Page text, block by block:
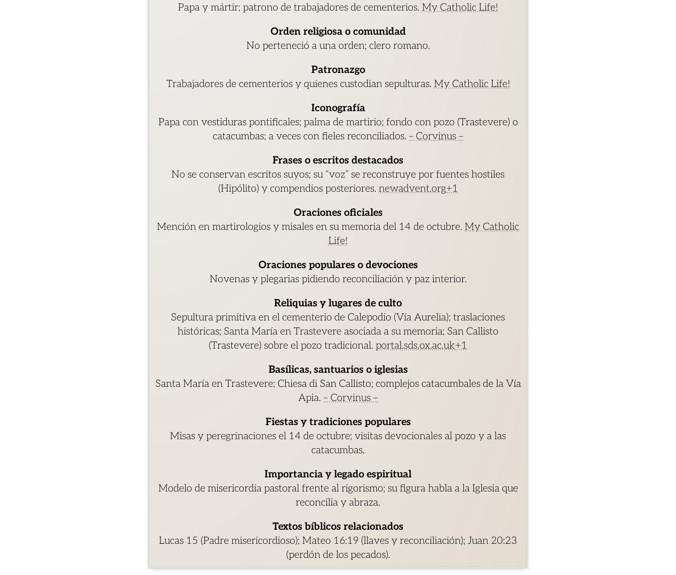
Papa y mártir; patrono de trabajadores de cementerios. My Catholic Life!
Orden religiosa o comunidad
No perteneció a una orden; clero romano.
Patronazgo
Trabajadores de cementerios y quienes custodian sepulturas. My Catholic Life!
Iconografía
Papa con vestiduras pontificales; palma de martirio; fondo con pozo (Trastevere) o
catacumbas; a veces con fieles reconciliados. – Corvinus –
Frases o escritos destacados
No se conservan escritos suyos; su “voz” se reconstruye por fuentes hostiles
(Hipólito) y compendios posteriores. newadvent.org+1
Oraciones oficiales
Mención en martirologios y misales en su memoria del 14 de octubre. My Catholic
Life!
Oraciones populares o devociones
Novenas y plegarias pidiendo reconciliación y paz interior.
Reliquias y lugares de culto
Sepultura primitiva en el cementerio de Calepodio (Vía Aurelia); traslaciones
históricas; Santa María en Trastevere asociada a su memoria; San Callisto
(Trastevere) sobre el pozo tradicional. portal.sds.ox.ac.uk+1
Basílicas, santuarios o iglesias
Santa María en Trastevere; Chiesa di San Callisto; complejos catacumbales de la Vía
Apia. – Corvinus –
Fiestas y tradiciones populares
Misas y peregrinaciones el 14 de octubre; visitas devocionales al pozo y a las
catacumbas.
Importancia y legado espiritual
Modelo de misericordia pastoral frente al rigorismo; su figura habla a la Iglesia que
reconcilia y abraza.
Textos bíblicos relacionados
Lucas 15 (Padre misericordioso); Mateo 16:19 (llaves y reconciliación); Juan 20:23
(perdón de los pecados).